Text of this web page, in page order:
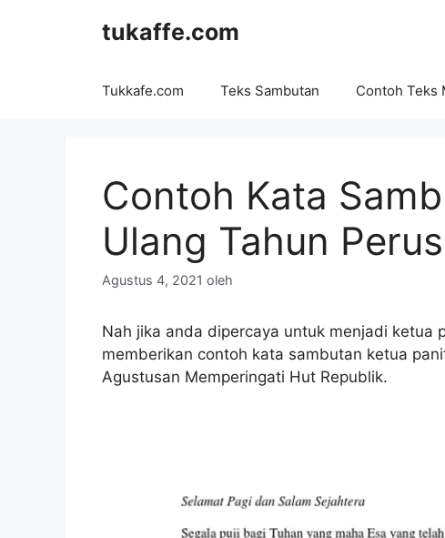
tukaffe.com
Tukkafe.com Teks Sambutan Contoh Teks
Contoh Kata
Ulang Tahun
Agustus 4, 2021 oleh
Nah jika anda dipercaya untuk menjadi ketua
memberikan contoh kata sambutan ketua
Agustusan Memperingati Hut Republik.